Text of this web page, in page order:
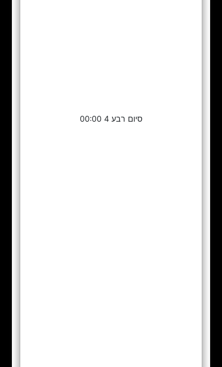
סיום רבע 4 00:00